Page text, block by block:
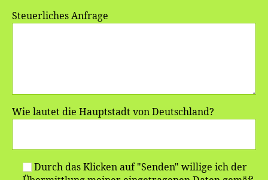
Steuerliches Anfrage
Wie lautet die Hauptstadt von Deutschland?
Durch das Klicken auf "Senden" willige ich der